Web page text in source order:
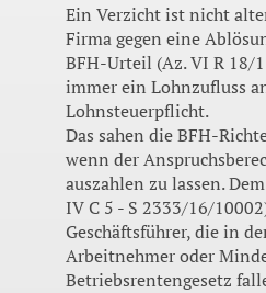
Ein Verzicht ist nicht
Firma gegen eine
BFH-Urteil (Az. VI R 18/
immer ein Lohnzufluss
Lohnsteuerpflicht.
Das sahen die BFH-
wenn der
auszahlen zu lassen.
IV C 5 - S 2333/16/
Geschäftsführer, die in
Arbeitnehmer oder
Betriebsrentengesetz